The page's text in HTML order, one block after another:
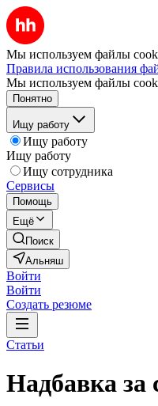
Мы используем файлы
Правила использования
Мы используем файлы
Понятно
Ищу работу
Ищу работу
Ищу работу
Ищу сотрудника
Сервисы
Помощь
Ещё
Поиск
Альняш
Войти
Войти
Создать резюме
Статьи
Надбавка за